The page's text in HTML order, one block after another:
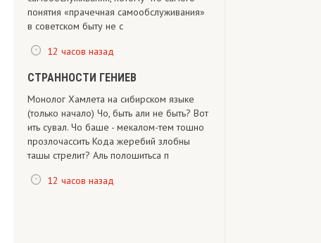
понятия «прачечная самообслуживания»
в советском быту не с
12 часов назад
СТРАННОСТИ ГЕНИЕВ
Монолог Хамлета на сибирском языке
(только начало) Чо, быть али не быть? Вот
ить сувал. Чо баше - мекалом-тем тошно
прозлочассить Кода жеребий злобны
ташы стрелит? Аль полошитьса п
12 часов назад